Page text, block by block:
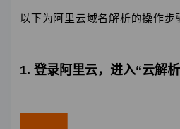
以下为阿里云域名解析的操作步
1. 登录阿里云，进入“云解